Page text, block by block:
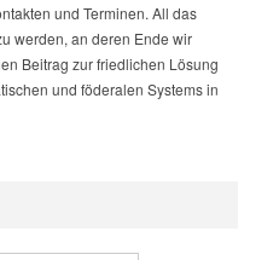
und Terminen. All das
werden, an deren Ende wir
Beitrag zur friedlichen Lösung
und föderalen Systems in